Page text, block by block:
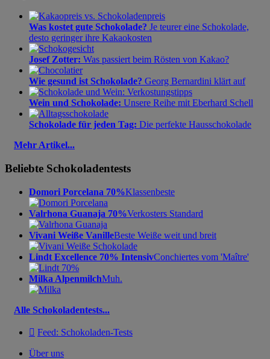
Was kostet gute Schokolade? Je teurer eine Schokolade,
desto geringer ihre Kakaokosten
Josef Zotter: Was passiert beim Rösten von Kakao?
Wie gesund ist Schokolade? Georg Bernardini klärt auf
Wein und Schokolade: Unsere Reihe mit Eberhard Schell
Schokolade für jeden Tag: Die perfekte Hausschokolade
Mehr Artikel...
Beliebte Schokoladentests
Domori Porcelana 70%Klassenbeste
Valrhona Guanaja 70%Verkosters Standard
Vivani Weiße VanilleBeste Weiße weit und breit
Lindt Excellence 70% IntensivConchiertes vom 'Maître'
Milka AlpenmilchMuh.
Alle Schokoladentests...
 Feed: Schokoladen-Tests
Über uns